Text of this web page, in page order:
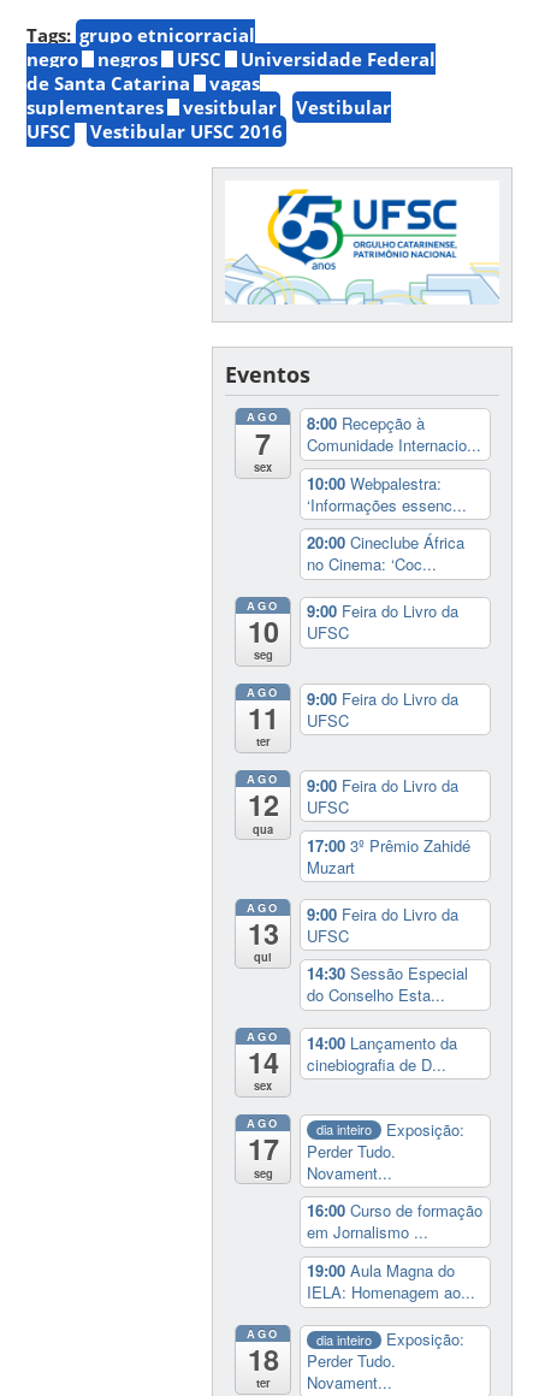
Tags: grupo etnicorracial
negro
negros UFSC
Universidade Federal
de Santa Catarina
vagas
suplementares
vesitbular
Vestibular
UFSC
Vestibular UFSC 2016
Eventos
AGO
7
sex
8:00 Recepção à
Comunidade Internacio...
10:00Webpalestra:
‘Informações essenc...
20:00Cineclube África
no Cinema: ‘Coc...
AGO
10
seg
9:00 Feira do Livro da
UFSC
AGO
11
ter
9:00 Feira do Livro da
UFSC
AGO
12
qua
9:00 Feira do Livro da
UFSC
17:003º Prêmio Zahidé
Muzart
AGO
13
qui
9:00 Feira do Livro da
UFSC
14:30Sessão Especial
do Conselho Esta...
AGO
14
sex
14:00 Lançamento da
cinebiografia de D...
AGO
17
seg
dia inteiro
Exposição:
Perder Tudo.
Novament...
16:00Curso de formação
em Jornalismo ...
19:00Aula Magna do
IELA: Homenagem ao...
AGO
18
ter
dia inteiro
Exposição:
Perder Tudo.
Novament...